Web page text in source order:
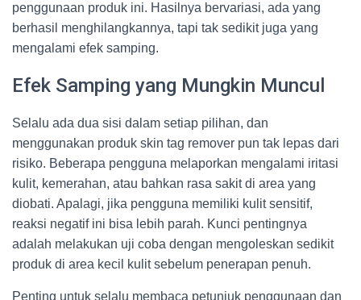
penggunaan produk ini. Hasilnya bervariasi, ada yang
berhasil menghilangkannya, tapi tak sedikit juga yang
mengalami efek samping.
Efek Samping yang Mungkin Muncul
Selalu ada dua sisi dalam setiap pilihan, dan
menggunakan produk skin tag remover pun tak lepas dari
risiko. Beberapa pengguna melaporkan mengalami iritasi
kulit, kemerahan, atau bahkan rasa sakit di area yang
diobati. Apalagi, jika pengguna memiliki kulit sensitif,
reaksi negatif ini bisa lebih parah. Kunci pentingnya
adalah melakukan uji coba dengan mengoleskan sedikit
produk di area kecil kulit sebelum penerapan penuh.
Penting untuk selalu membaca petunjuk penggunaan dan